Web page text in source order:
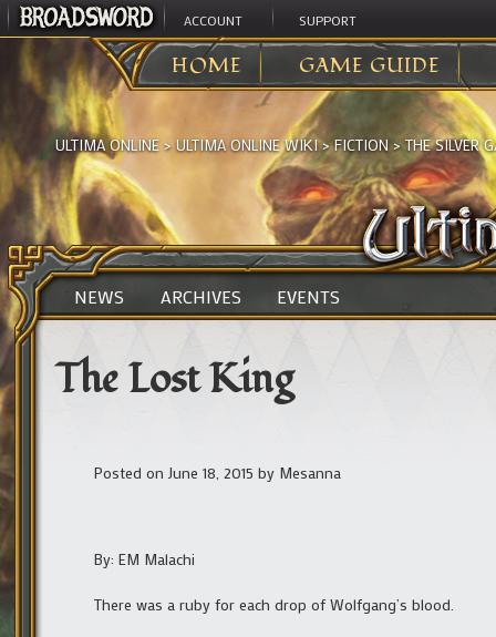
ACCOUNT SUPPORT
HOME GAME GUIDE
ULTIMA ONLINE >ULTIMA ONLINE WIKI>FICTION>THE SILVER
NEWS ARCHIVES EVENTS
The Lost King
Posted on June 18, 2015 by Mesanna
By: EM Malachi
There was a ruby for each drop of Wolfgang’s blood.